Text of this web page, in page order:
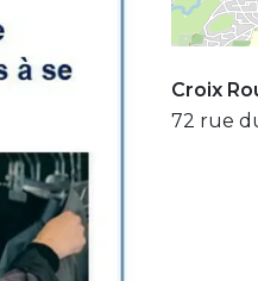
Croix
72 rue